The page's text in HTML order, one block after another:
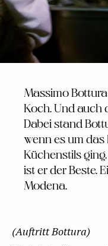
Massimo
Koch. Und auch
Dabei stand
wenn es um das
Küchenstils
ist er der Beste.
Modena.
(Auftritt Bottura)